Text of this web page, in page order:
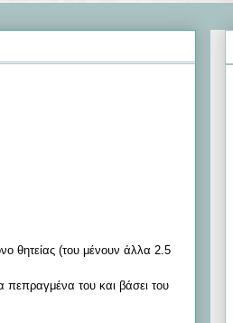
θητείας (του μένουν άλλα 2.5
πεπραγμένα του και βάσει του